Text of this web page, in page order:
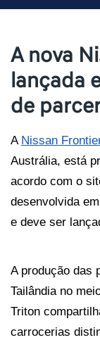
A nova
lançada
de
A Nissan
Austrália, está
acordo com o
desenvolvida
e deve ser
A produção das
Tailândia no
Triton
carrocerias